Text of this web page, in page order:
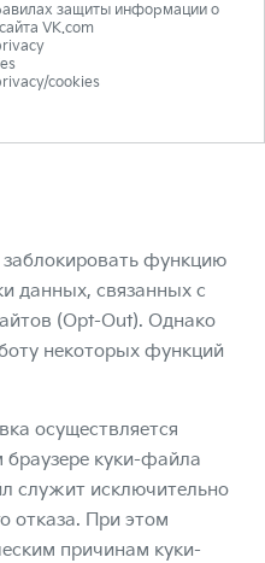
защиты информации о
VK.com
cookies
функцию
данных, связанных с
(Opt-Out). Однако
некоторых функций
осуществляется
куки-файла
служит исключительно
отказа. При этом
причинам куки-